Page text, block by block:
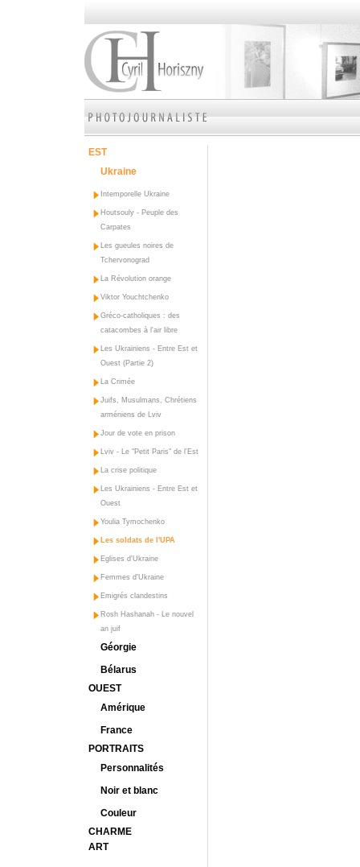
EST
Ukraine
Intemporelle Ukraine
Houtsouly - Peuple des
Carpates
Les gueules noires de
Tchervonograd
La Révolution orange
Viktor Youchtchenko
Gréco-catholiques : des
catacombes à l'air libre
Les Ukrainiens - Entre Est et
Ouest (Partie 2)
La Crimée
Juifs, Musulmans, Chrétiens
arméniens de Lviv
Jour de vote en prison
Lviv - Le "Petit Paris" de l'Est
La crise politique
Les Ukrainiens - Entre Est et
Ouest
Youlia Tymochenko
Les soldats de l'UPA
Eglises d'Ukraine
Femmes d'Ukraine
Emigrés clandestins
Rosh Hashanah - Le nouvel
an juif
Géorgie
Bélarus
OUEST
Amérique
France
PORTRAITS
Personnalités
Noir et blanc
Couleur
CHARME
ART